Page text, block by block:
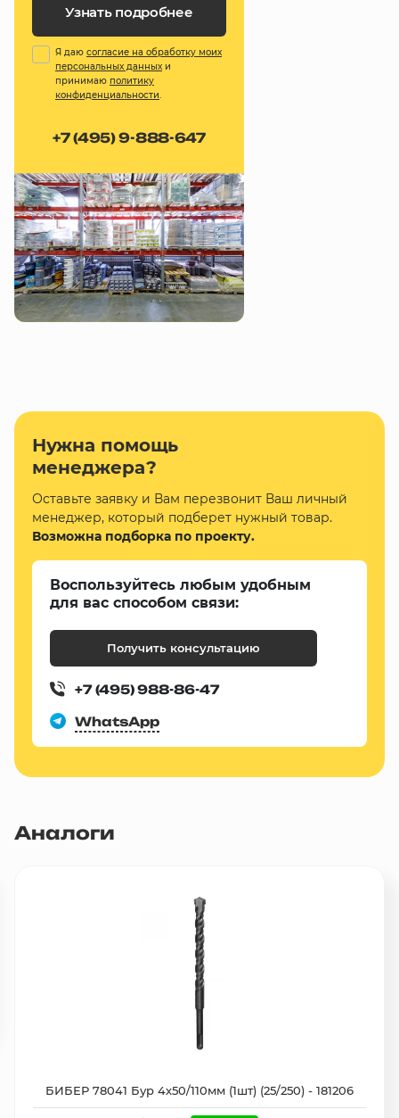
Узнать подробнее
Я даю согласие на обработку моих
персональных данных и
принимаю политику
конфиденциальности.
+7 (495) 9-888-647
Нужна помощь
менеджера?
Оставьте заявку и Вам перезвонит Ваш личный
менеджер, который подберет нужный товар.
Возможна подборка по проекту.
Воспользуйтесь любым удобным
для вас способом связи:
Получить консультацию
+7 (495) 988-86-47
WhatsApp
Аналоги
БИБЕР 78041 Бур 4х50/110мм (1шт) (25/250) - 181206